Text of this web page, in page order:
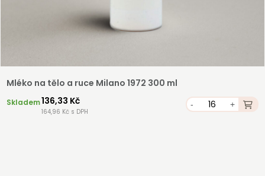
Mléko na tělo a ruce Milano 1972 300 ml
Skladem136,33 Kč
164,96 Kč s DPH
- +